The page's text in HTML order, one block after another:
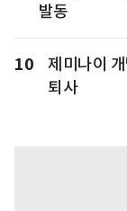
발동
10
제미나이
퇴사